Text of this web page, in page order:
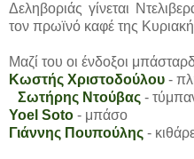
Δεληβοριάς γίνεται
τον πρωϊνό καφέ της
Μαζί του οι ένδοξοι
Κωστής Χριστοδούλου -
Σωτήρης Ντούβας -
Yoel Soto - μπάσο
Γιάννης Πουπούλης -